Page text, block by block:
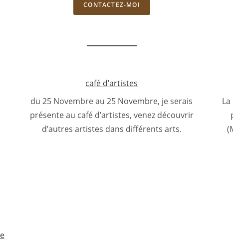
CONTACTEZ-MOI
café d’artistes
du 25 Novembre au 25 Novembre, je serais
présente au café d’artistes, venez découvrir
d’autres artistes dans différents arts.